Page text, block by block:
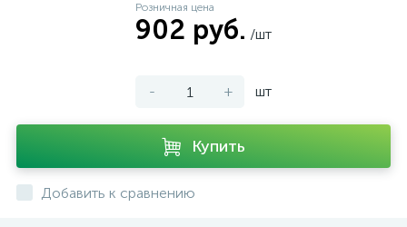
Розничная цена
902 руб. /шт
- + шт
Купить
Добавить к сравнению